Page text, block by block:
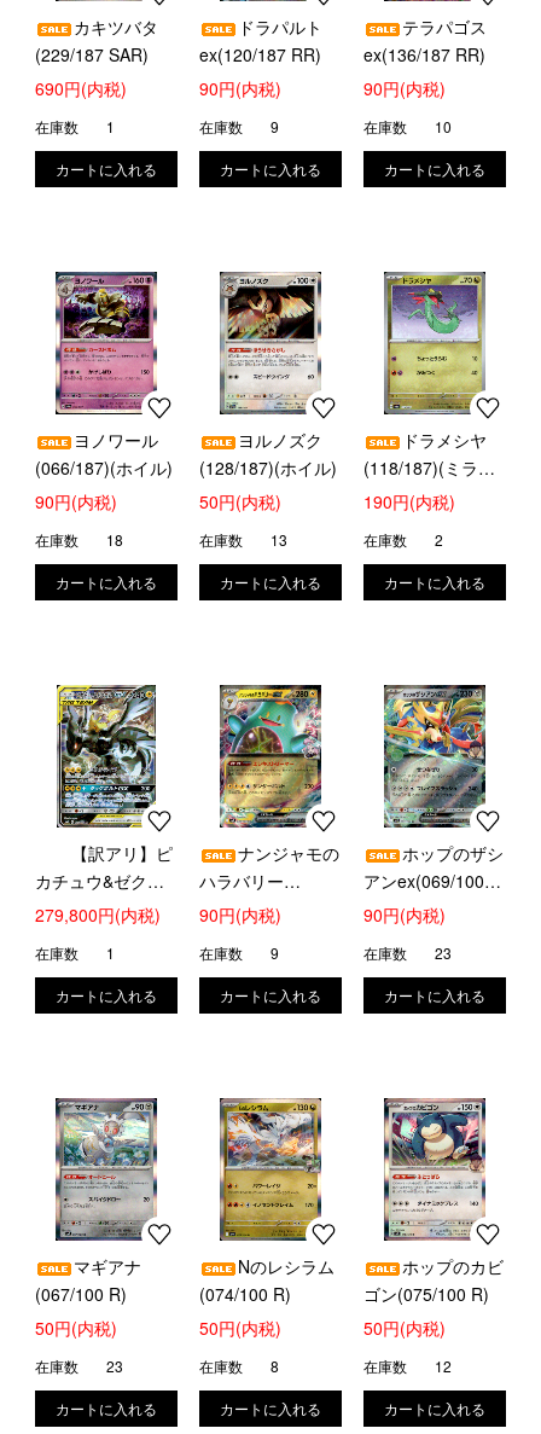
カキツバタ
(229/187 SAR)
690円(内税)
在庫数 1
ドラパルト
ex(120/187 RR)
90円(内税)
在庫数 9
テラパゴス
ex(136/187 RR)
90円(内税)
在庫数 10
ヨノワール
(066/187)(ホイル)
90円(内税)
在庫数 18
ヨルノズク
(128/187)(ホイル)
50円(内税)
在庫数 13
ドラメシヤ
(118/187)(ミラー/
モンスターボール)
190円(内税)
在庫数 2
【訳アリ】ピ
カチュウ&ゼクロ
ムGX(101/095
カードゲーム]
279,800円(内税)
在庫数 1
ナンジャモの
ハラバリー
ex(030/100 RR)
90円(内税)
在庫数 9
ホップのザシ
アンex(069/100
RR)
90円(内税)
在庫数 23
マギアナ
(067/100 R)
50円(内税)
在庫数 23
Nのレシラム
(074/100 R)
50円(内税)
在庫数 8
ホップのカビ
ゴン(075/100 R)
50円(内税)
在庫数 12